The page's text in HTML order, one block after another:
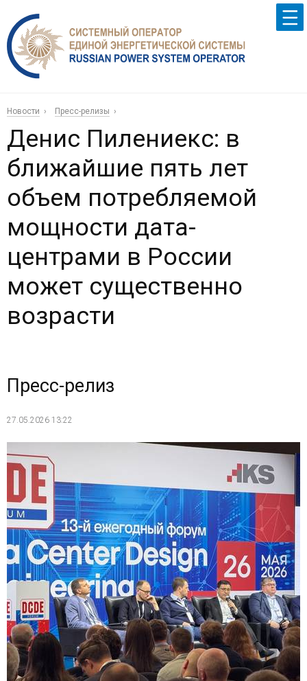
Новости Пресс-релизы
Денис Пилениекс: в
ближайшие пять лет
объем потребляемой
мощности дата-
центрами в России
может существенно
возрасти
Пресс-релиз
27.05.2026 13:22